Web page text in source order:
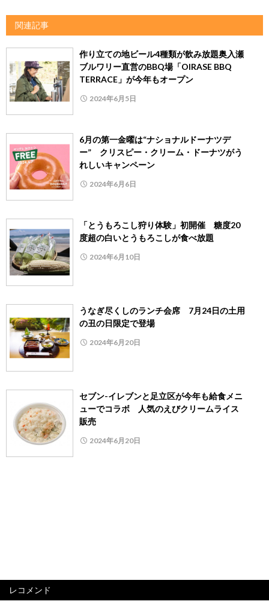
関連記事
作り立ての地ビール4種類が飲み放題奥入瀬
ブルワリー直営のBBQ場「OIRASE BBQ
TERRACE」が今年もオープン
2024年6月5日
6月の第一金曜は“ナショナルドーナツデ
ー” クリスピー・クリーム・ドーナツがう
れしいキャンペーン
2024年6月6日
「とうもろこし狩り体験」初開催 糖度20
度超の白いとうもろこしが食べ放題
2024年6月10日
うなぎ尽くしのランチ会席 7月24日の土用
の丑の日限定で登場
2024年6月20日
セブン-イレブンと足立区が今年も給食メニ
ューでコラボ 人気のえびクリームライス
販売
2024年6月20日
レコメンド